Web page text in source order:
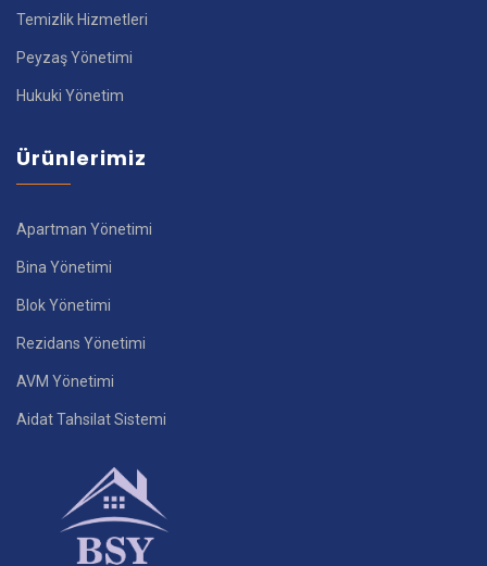
Temizlik Hizmetleri
Peyzaş Yönetimi
Hukuki Yönetim
Ürünlerimiz
Apartman Yönetimi
Bina Yönetimi
Blok Yönetimi
Rezidans Yönetimi
AVM Yönetimi
Aidat Tahsilat Sistemi